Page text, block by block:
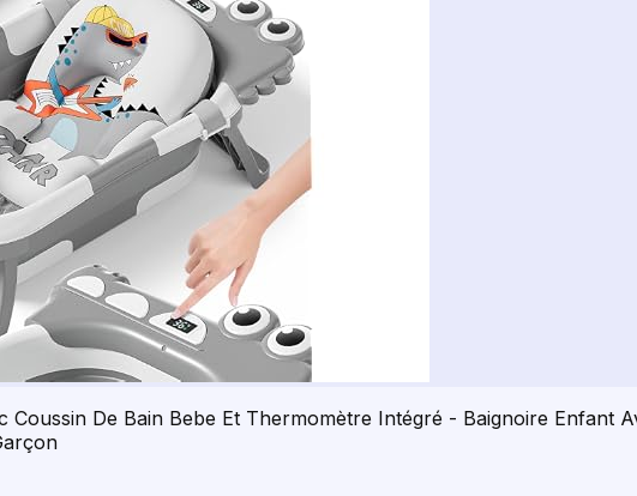
Coussin De Bain Bebe Et Thermomètre Intégré - Baignoire Enfant